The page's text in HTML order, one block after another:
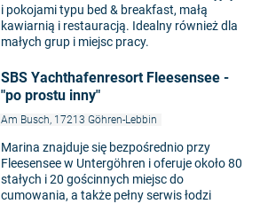
i pokojami typu bed & breakfast, małą
kawiarnią i restauracją. Idealny również dla
małych grup i miejsc pracy.
SBS Yachthafenresort Fleesensee -
"po prostu inny"
Am Busch, 17213 Göhren-Lebbin
Marina znajduje się bezpośrednio przy
Fleesensee w Untergöhren i oferuje około 80
stałych i 20 gościnnych miejsc do
cumowania, a także pełny serwis łodzi